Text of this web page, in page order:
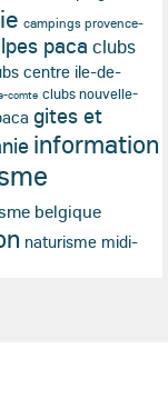
campings provence-
paca clubs
centre ile-de-
comte clubs nouvelle-
gites et
information
belgique
naturisme midi-